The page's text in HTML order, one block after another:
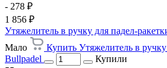
- 278 ₽
1 856 ₽
Утяжелитель в ручку для падел-
Мало
Купить Утяжелитель в
Bullpadel
Купили